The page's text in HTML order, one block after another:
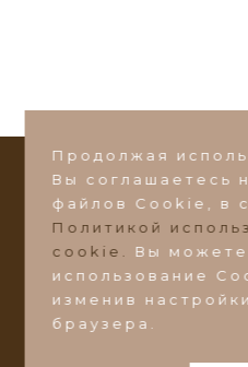
Продолжая
Вы соглашаетесь
файлов Сookie, в
Политикой
cookie.
Вы можете
использование
изменив
браузера.
СТАТЬ
©2026 Фабрика
Ульяновская область,
Поливаново,
ds-